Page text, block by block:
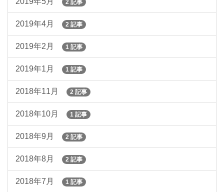
2 記事
2019年4月 2 記事
2019年2月 1 記事
2019年1月 1 記事
2018年11月 2 記事
2018年10月 1 記事
2018年9月 2 記事
2018年8月 2 記事
2018年7月 1 記事